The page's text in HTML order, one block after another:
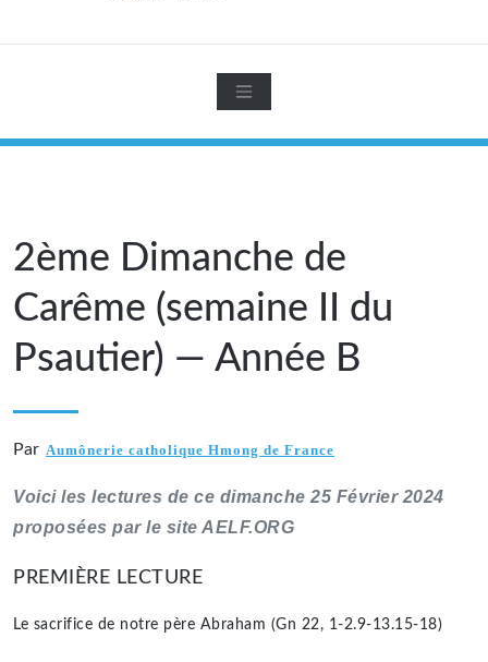
2ème Dimanche de
Carême (semaine II du
Psautier) — Année B
Par Aumônerie catholique Hmong de France
Voici les lectures de ce dimanche 25 Février 2024
proposées par le site AELF.ORG
PREMIÈRE LECTURE
Le sacrifice de notre père Abraham (Gn 22, 1-2.9-13.15-18)